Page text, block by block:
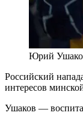
Юрий
Российский
интересов
Ушаков —